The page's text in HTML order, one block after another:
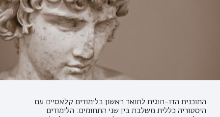
התוכנית הדו-חוגית לתואר ראשון בלימודים קלאסיים עם
היסטוריה כללית משלבת בין שני התחומים: הלימודים